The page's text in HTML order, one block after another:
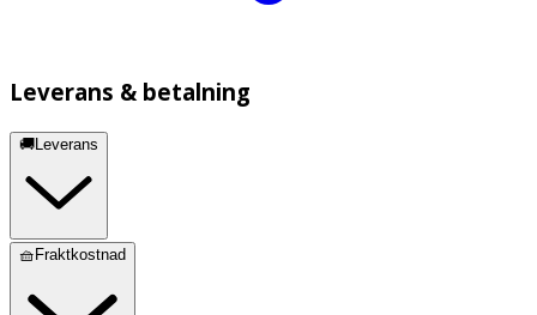
Leverans & betalning
🚚Leverans
🧺Fraktkostnad